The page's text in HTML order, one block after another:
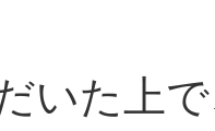
いた上